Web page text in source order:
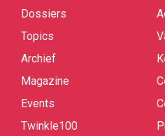
Dossiers
Topics
Archief
Magazine
Events
Twinkle100